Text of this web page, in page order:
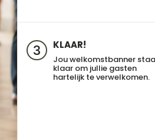
3 KLAAR!
Jou welkomstbanner
klaar om jullie gasten
hartelijk te verwelkomen.